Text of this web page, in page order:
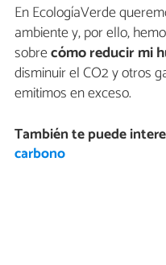
En EcologíaVerde
ambiente y, por ello,
sobrecómo reducir mi
disminuir el CO2 y otros
emitimos en exceso.
También te puede
carbono